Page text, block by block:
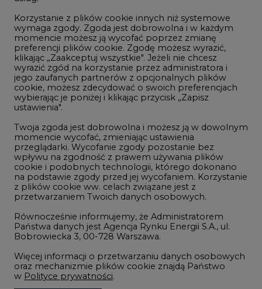
Innowacje i AI
Telekomunikacja i IT
Handel emisjami CO2
Wodór
Górnictwo
Atom
Fotowoltaika
Offshore wind
Zielone samorządy
Zielona gospodarka
Korzystanie z plików cookie innych niż systemowe
wymaga zgody. Zgoda jest dobrowolna i w każdym
momencie możesz ją wycofać poprzez zmianę
preferencji plików cookie. Zgodę możesz wyrazić,
klikając „Zaakceptuj wszystkie". Jeżeli nie chcesz
wyrazić zgód na korzystanie przez administratora i
jego zaufanych partnerów z opcjonalnych plików
cookie, możesz zdecydować o swoich preferencjach
wybierając je poniżej i klikając przycisk „Zapisz
ustawienia".
Twoja zgoda jest dobrowolna i możesz ją w dowolnym
momencie wycofać, zmieniając ustawienia
przeglądarki. Wycofanie zgody pozostanie bez
wpływu na zgodność z prawem używania plików
cookie i podobnych technologii, którego dokonano
na podstawie zgody przed jej wycofaniem. Korzystanie
z plików cookie ww. celach związane jest z
przetwarzaniem Twoich danych osobowych.
Równocześnie informujemy, że Administratorem
Państwa danych jest Agencja Rynku Energii S.A., ul.
Bobrowiecka 3, 00-728 Warszawa.
Więcej informacji o przetwarzaniu danych osobowych
oraz mechanizmie plików cookie znajdą Państwo
w Polityce prywatności.